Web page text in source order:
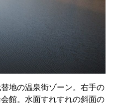
地の温泉街ゾーン。右手の
館。水面すれすれの斜面の